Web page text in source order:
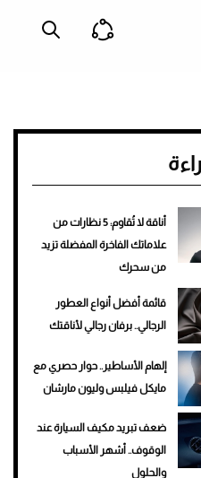
أناقة لا تُقاوم: 5 نظارات من
علاماتك الفاخرة المفضلة تزيد
من سحرك
قائمة أفضل أنواع العطور
الرجالي.. برفان رجالي لأناقتك
إلهام الأساطير.. حوار حصري مع
مايكل فيلبس وليون مارشان
ضعف تبريد مكيف السيارة عند
الوقوف.. أشهر الأسباب
والحلول